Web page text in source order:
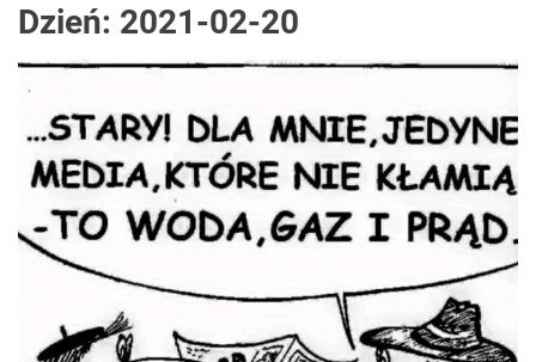
Dzień: 2021-02-20